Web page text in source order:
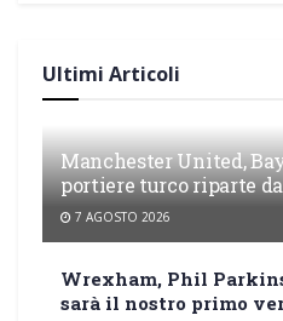
Ultimi Articoli
Manchester United,
portiere turco riparte
7 AGOSTO 2026
Wrexham, Phil
sarà il nostro primo